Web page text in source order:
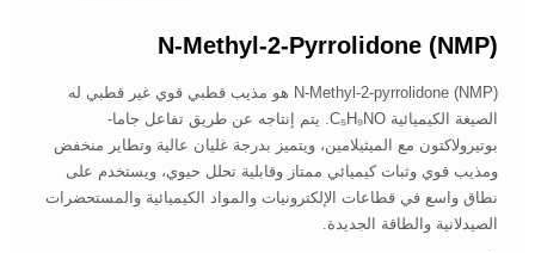
N-Methyl-2-Pyrrolidone (NMP)
N-Methyl-2-pyrrolidone (NMP) هو مذيب قطبي قوي غير قطبي له
الصيغة الكيميائية C₅H₉NO. يتم إنتاجه عن طريق تفاعل جاما-
بوتيرولاكتون مع الميثيلامين، ويتميز بدرجة غليان عالية وتطاير منخفض
ومذيب قوي وثبات كيميائي ممتاز وقابلية تحلل حيوي، ويستخدم على
نطاق واسع في قطاعات الإلكترونيات والمواد الكيميائية والمستحضرات
الصيدلانية والطاقة الجديدة.